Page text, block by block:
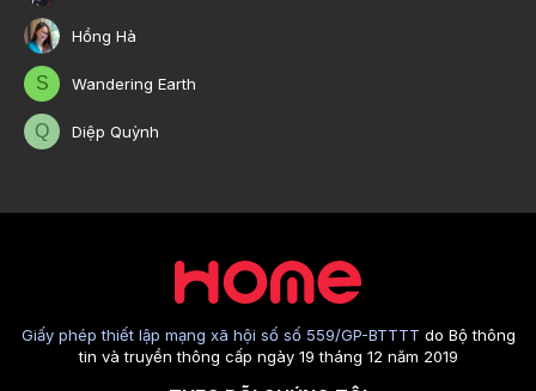
Hồng Hà
S Wandering Earth
Q Diệp Quỳnh
Giấy phép thiết lập mạng xã hội số số 559/GP-BTTTT do Bộ thông
tin và truyền thông cấp ngày 19 tháng 12 năm 2019